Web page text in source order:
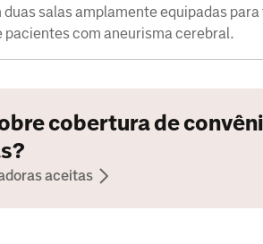
salas amplamente equipadas
pacientes com aneurisma cerebral.
cobertura de
aceitas